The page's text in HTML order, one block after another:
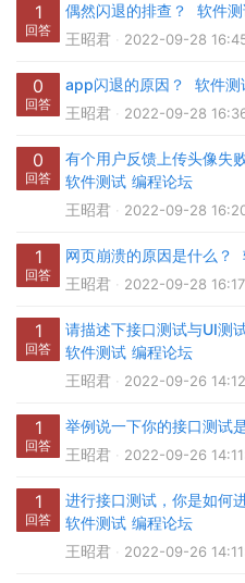
1
回答
偶然闪退的排查？ 软件
王昭君
2022-09-28
0
回答
app闪退的原因？ 软件测
王昭君
2022-09-28
0
回答
有个用户反馈上传头像失
软件测试 编程论坛
王昭君
2022-09-28
1
回答
网页崩溃的原因是什么？
王昭君
2022-09-28
1
回答
请描述下接口测试与UI测
软件测试 编程论坛
王昭君
2022-09-26
1
回答
举例说一下你的接口测试
王昭君
2022-09-26
1
回答
进行接口测试，你是如何
软件测试 编程论坛
王昭君
2022-09-26